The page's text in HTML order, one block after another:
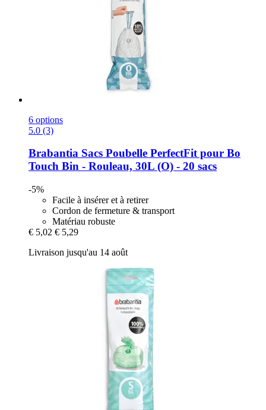
6 options
5.0 (3)
Brabantia Sacs Poubelle PerfectFit pour Bo
Touch Bin -​ Rouleau, 30L (O) -​ 20 sacs
-5%
Facile à insérer et à retirer
Cordon de fermeture & transport
Matériau robuste
€ 5,02 € 5,29
Livraison jusqu'au 14 août